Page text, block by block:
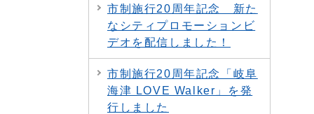
市制施行20周年記念 新た
なシティプロモーションビ
デオを配信しました！
市制施行20周年記念「岐阜
海津 LOVE Walker」を発
行しました